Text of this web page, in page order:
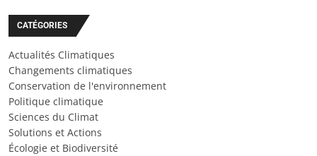
CATÉGORIES
Actualités Climatiques
Changements climatiques
Conservation de l'environnement
Politique climatique
Sciences du Climat
Solutions et Actions
Écologie et Biodiversité